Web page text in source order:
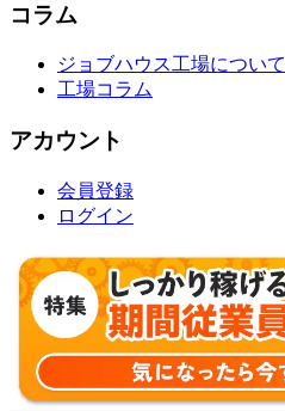
コラム
ジョブハウス工場について
工場コラム
アカウント
会員登録
ログイン